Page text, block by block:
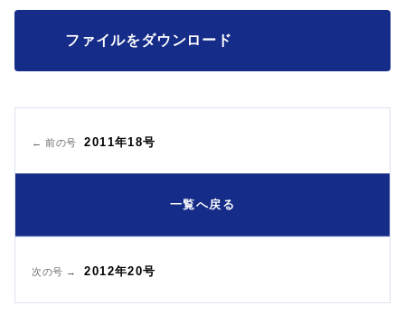
ファイルをダウンロード
← 前の号 2011年18号
一覧へ戻る
次の号 → 2012年20号